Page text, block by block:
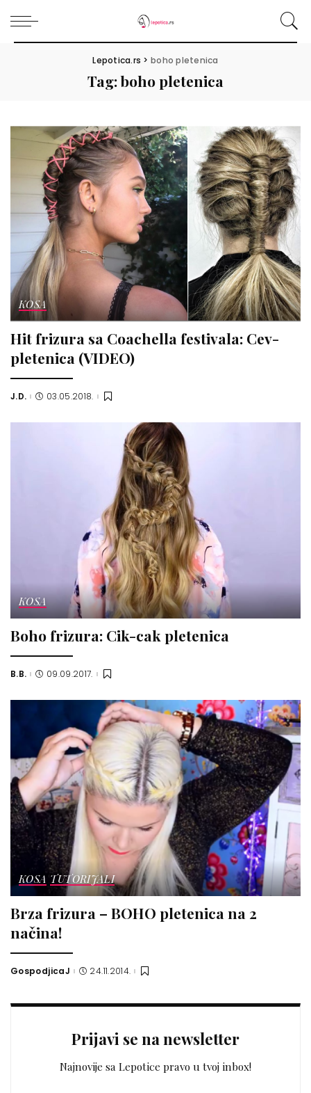
Lepotica.rs > boho pletenica
Tag:boho pletenica
KOSA
Hit frizura sa Coachella festivala: Cev-
pletenica (VIDEO)
Posted
J.D. 03.05.2018.
KOSA
Boho frizura: Cik-cak pletenica
Posted
B.B. 09.09.2017.
KOSA TUTORIJALI
Brza frizura – BOHO pletenica na 2
načina!
Posted
GospodjicaJ 24.11.2014.
Prijavi se na newsletter
Najnovije sa Lepotice pravo u tvoj inbox!